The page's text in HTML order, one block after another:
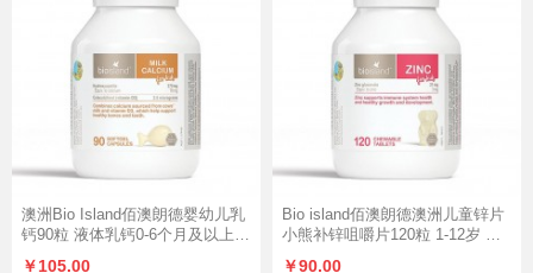
澳洲Bio Island佰澳朗德婴幼儿乳
钙90粒 液体乳钙0-6个月及以上易
吸收复合型
￥105.00
Bio island佰澳朗德澳洲儿童锌片
小熊补锌咀嚼片120粒 1-12岁 食
欲好身体棒维生素
￥90.00